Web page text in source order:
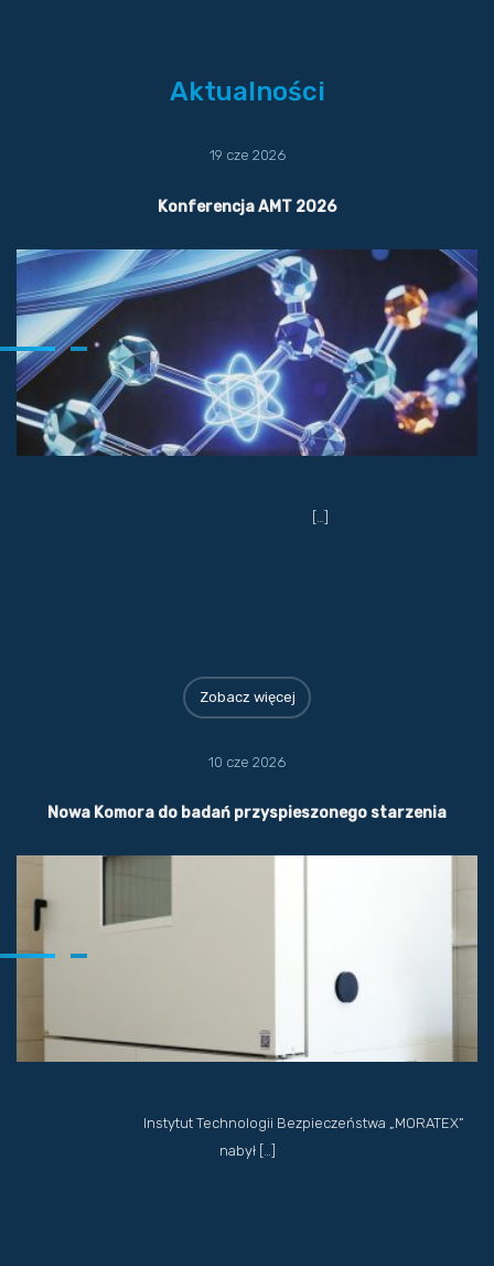
Aktualności
19 cze 2026
Konferencja AMT 2026
Zobacz więcej
10 cze 2026
Nowa Komora do badań przyspieszonego starzenia
Instytut Technologii Bezpieczeństwa „MORATEX”
nabył […]